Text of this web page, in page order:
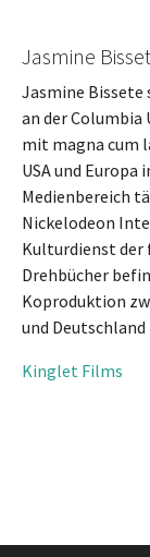
Jasmine
Jasmine
an der Columbia
mit magna cum
USA und
Medienbereich
Nickelodeon
Kulturdienst der
Drehbücher
Koproduktion
und
Kinglet Films